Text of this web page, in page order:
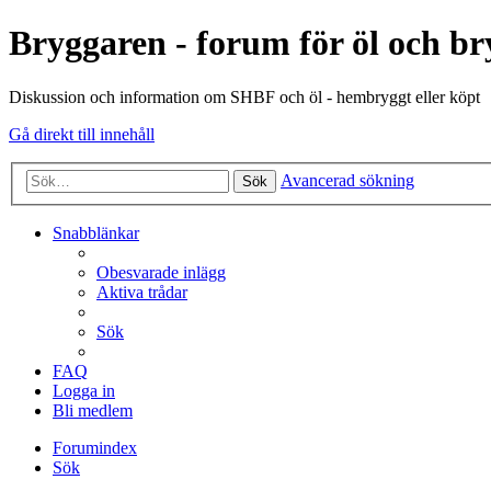
Bryggaren - forum för öl och
Diskussion och information om SHBF och öl - hembryggt eller köpt
Gå direkt till innehåll
Sök Avancerad sökning
Snabblänkar
Obesvarade inlägg
Aktiva trådar
Sök
FAQ
Logga in
Bli medlem
Forumindex
Sök